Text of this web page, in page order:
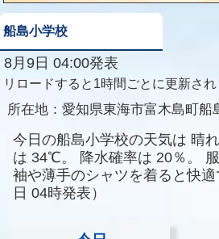
船島小学校
8月9日 04:00発表
リロードすると1時間ごとに更新され
所在地： 愛知県東海市富木島町船
今日の船島小学校の天気は 晴
は 34℃。 降水確率は 20％。
袖や薄手のシャツを着ると快適
日 04時発表）